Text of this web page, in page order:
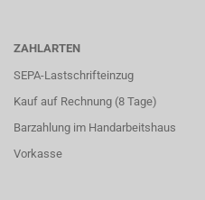
ZAHLARTEN
SEPA-Lastschrifteinzug
Kauf auf Rechnung (8 Tage)
Barzahlung im Handarbeitshaus
Vorkasse